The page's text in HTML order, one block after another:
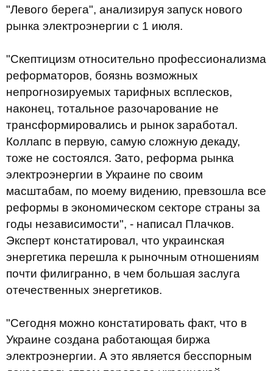
"Левого берега", анализируя запуск нового
рынка электроэнергии с 1 июля.
"Скептицизм относительно профессионализма
реформаторов, боязнь возможных
непрогнозируемых тарифных всплесков,
наконец, тотальное разочарование не
трансформировались и рынок заработал.
Коллапс в первую, самую сложную декаду,
тоже не состоялся. Зато, реформа рынка
электроэнергии в Украине по своим
масштабам, по моему видению, превзошла все
реформы в экономическом секторе страны за
годы независимости", - написал Плачков.
Эксперт констатировал, что украинская
энергетика перешла к рыночным отношениям
почти филигранно, в чем большая заслуга
отечественных энергетиков.
"Сегодня можно констатировать факт, что в
Украине создана работающая биржа
электроэнергии. А это является бесспорным